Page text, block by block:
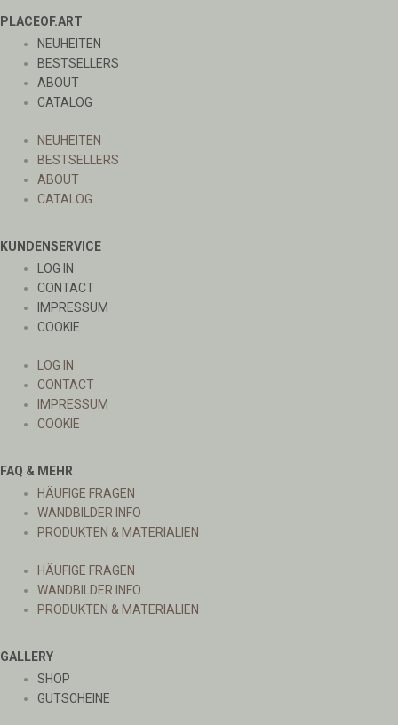
PLACEOF.ART
NEUHEITEN
BESTSELLERS
ABOUT
CATALOG
NEUHEITEN
BESTSELLERS
ABOUT
CATALOG
KUNDENSERVICE
LOG IN
CONTACT
IMPRESSUM
COOKIE
LOG IN
CONTACT
IMPRESSUM
COOKIE
FAQ & MEHR
HÄUFIGE FRAGEN
WANDBILDER INFO
PRODUKTEN & MATERIALIEN
HÄUFIGE FRAGEN
WANDBILDER INFO
PRODUKTEN & MATERIALIEN
GALLERY
SHOP
GUTSCHEINE